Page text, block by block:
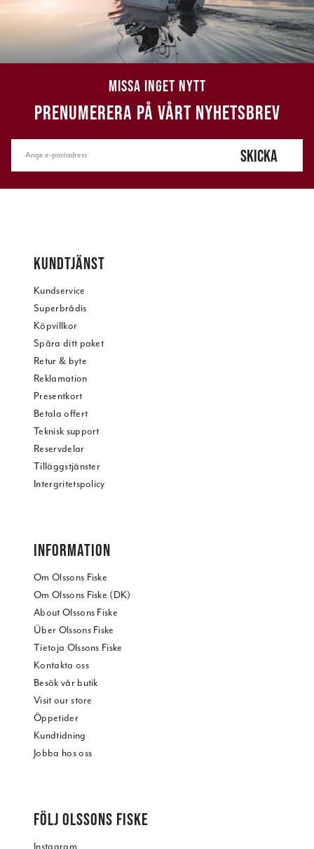
MISSA INGET NYTT
PRENUMERERA PÅ VÅRT NYHETSBREV
SKICKA
KUNDTJÄNST
Kundservice
Superbrådis
Köpvillkor
Spåra ditt paket
Retur & byte
Reklamation
Presentkort
Betala offert
Teknisk support
Reservdelar
Tilläggstjänster
Intergritetspolicy
INFORMATION
Om Olssons Fiske
Om Olssons Fiske (DK)
About Olssons Fiske
Über Olssons Fiske
Tietoja Olssons Fiske
Kontakta oss
Besök vår butik
Visit our store
Öppetider
Kundtidning
Jobba hos oss
FÖLJ OLSSONS FISKE
Instagram